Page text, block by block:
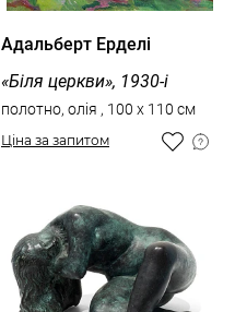
Адальберт Ерделі
«Біля церкви», 1930-і
полотно, олія , 100 x 110 см
Ціна за запитом